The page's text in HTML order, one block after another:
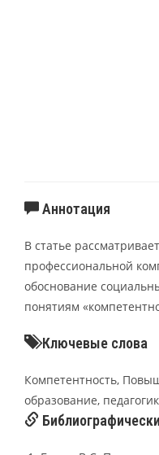
Аннотация
В статье
профессиональной
обоснование
понятиям
Ключевые слова
Компетентность,
образование,